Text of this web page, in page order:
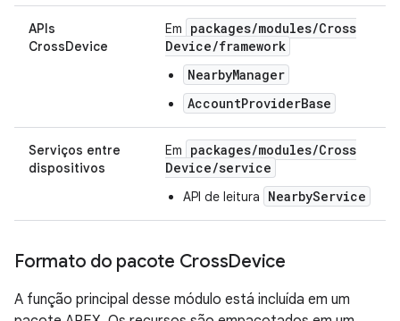
APIs
CrossDevice
Em packages/modules/Cross
Device/framework
NearbyManager
AccountProviderBase
Serviços entre
dispositivos
Em packages/modules/Cross
Device/service
API de leitura NearbyService
Formato do pacote CrossDevice
A função principal desse módulo está incluída em um